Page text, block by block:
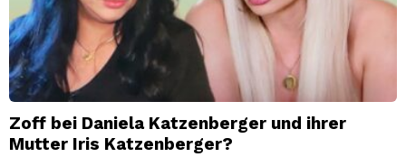
Zoff bei Daniela Katzenberger und ihrer
Mutter Iris Katzenberger?